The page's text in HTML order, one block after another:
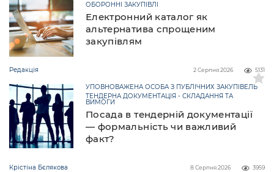
Електронний каталог як
альтернатива спрощеним
закупівлям
ОБОРОННІ ЗАКУПІВЛІ
Редакція 5131
2 Серпня 2026
Посада в тендерній документації
— формальність чи важливий
факт?
УПОВНОВАЖЕНА ОСОБА З ПУБЛІЧНИХ ЗАКУПІВЕЛЬ
ТЕНДЕРНА ДОКУМЕНТАЦІЯ - СКЛАДАННЯ ТА
ВИМОГИ
Крістіна Бєлякова 3959
8 Серпня 2026